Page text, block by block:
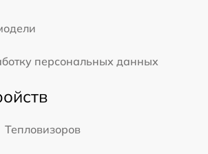
персональных данных
Тепловизоров